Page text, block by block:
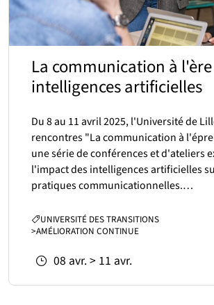
La communication à
intelligences artificielles
Du 8 au 11 avril 2025, l'Université de
rencontres "La communication à
une série de conférences et d'ateliers
l'impact des intelligences artificielles
pratiques communicationnelles.…
CATÉGORIES :
UNIVERSITÉ DES TRANSITIONS
>AMÉLIORATION CONTINUE
Du 08 avr.
au > 11 avr.